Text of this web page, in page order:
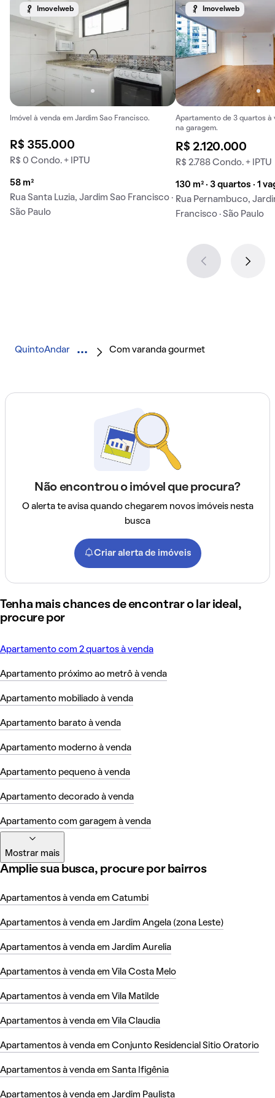
Imovelweb
Imóvel à venda em Jardim Sao Francisco.
R$ 355.000
R$ 0 Condo. + IPTU
58 m²
Rua Santa Luzia, Jardim Sao Francisco ·
São Paulo
Imovelweb
Apartamento de 3 quartos à
na garagem.
R$ 2.120.000
R$ 2.788 Condo. + IPTU
130 m² · 3 quartos · 1
Rua Pernambuco,
Francisco · São Paulo
QuintoAndar Com varanda gourmet
Não encontrou o imóvel que procura?
O alerta te avisa quando chegarem novos imóveis nesta
busca
Criar alerta de imóveis
Tenha mais chances de encontrar o lar ideal,
procure por
Apartamento com 2 quartos à venda
Apartamento próximo ao metrô à venda
Apartamento mobiliado à venda
Apartamento barato à venda
Apartamento moderno à venda
Apartamento pequeno à venda
Apartamento decorado à venda
Apartamento com garagem à venda
Mostrar mais
Amplie sua busca, procure por bairros
Apartamentos à venda em Catumbi
Apartamentos à venda em Jardim Angela (zona Leste)
Apartamentos à venda em Jardim Aurelia
Apartamentos à venda em Vila Costa Melo
Apartamentos à venda em Vila Matilde
Apartamentos à venda em Vila Claudia
Apartamentos à venda em Conjunto Residencial Sitio Oratorio
Apartamentos à venda em Santa Ifigênia
Apartamentos à venda em Jardim Paulista